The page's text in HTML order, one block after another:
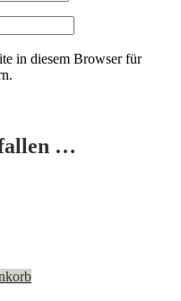
in diesem Browser für
…